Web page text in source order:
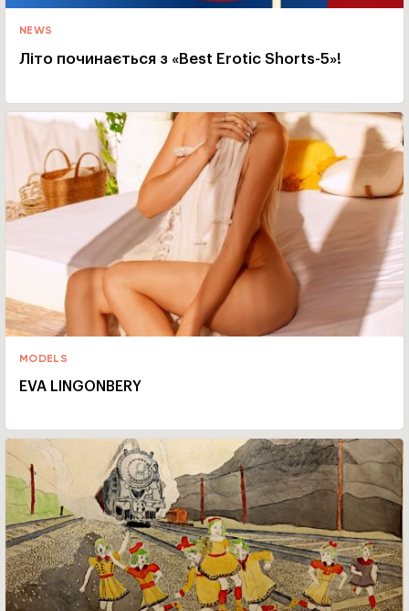
NEWS
Літо починається з «Best Erotic Shorts-5»!
MODELS
EVA LINGONBERY